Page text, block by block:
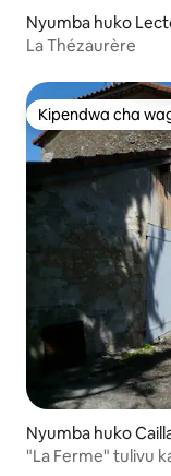
Nyumba huko
La Thézaurère
Kipendwa cha
Kipendwa cha
Nyumba huko
"La Ferme" tulivu